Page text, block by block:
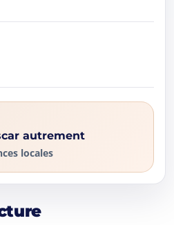
autrement
locales